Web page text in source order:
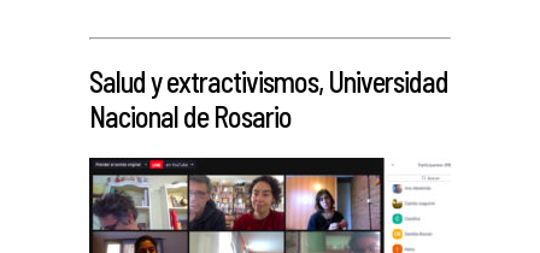
Salud y extractivismos, Universidad
Nacional de Rosario